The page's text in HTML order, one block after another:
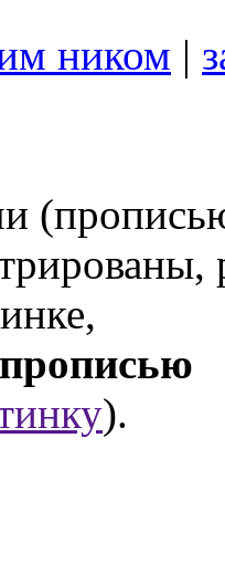
ником |
прописью
).